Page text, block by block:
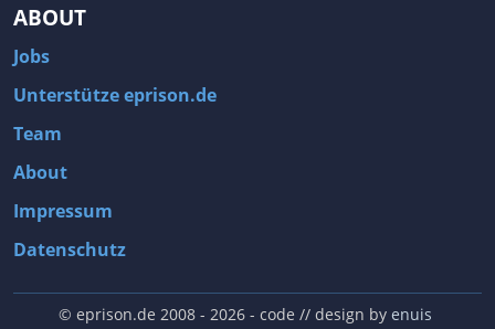
ABOUT
Jobs
Unterstütze eprison.de
Team
About
Impressum
Datenschutz
© eprison.de 2008 - 2026- code // design by enuis